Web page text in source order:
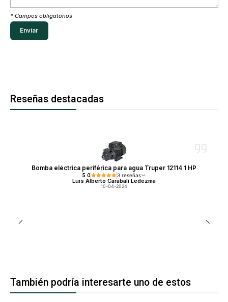
* Campos obligatorios
Reseñas destacadas
Bomba eléctrica periférica para agua Truper 12114 1 HP
5.0 3 reseñas
Luis Alberto Carabali Ledezma
10-04-2024
También podría interesarte uno de estos